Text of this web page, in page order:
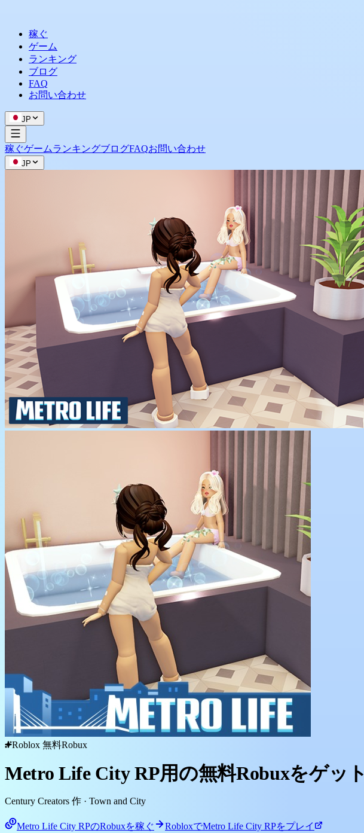
稼ぐ
ゲーム
ランキング
ブログ
FAQ
お問い合わせ
JP
稼ぐゲームランキングブログFAQお問い合わせ
JP
Roblox 無料Robux
Metro Life City RP用の無料Robuxをゲット
Century Creators 作 · Town and City
Metro Life City RPのRobuxを稼ぐ RobloxでMetro Life City RPをプレイ